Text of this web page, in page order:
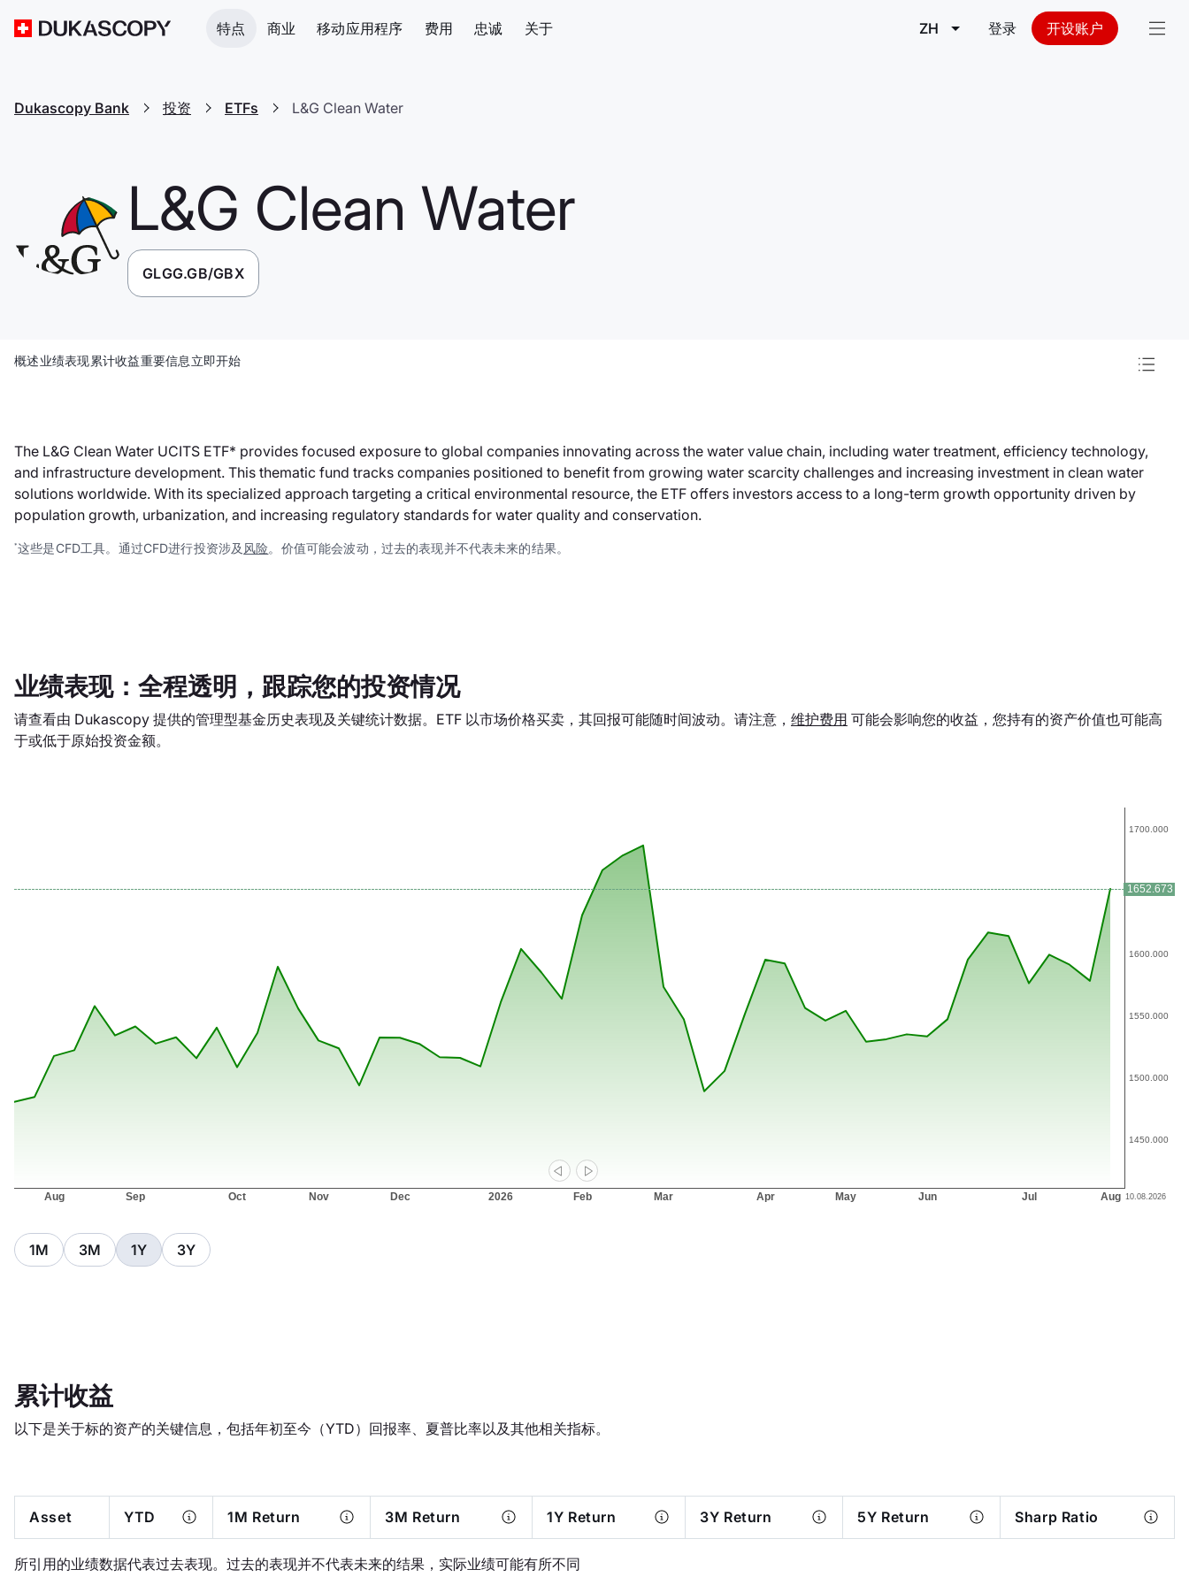
特点 商业 移动应用程序 费用 忠诚 关于 ZH 登录 开设账户
Dukascopy Bank 投资 ETFs L&G Clean Water
L&G Clean Water
GLGG.GB/GBX
概述业绩表现累计收益重要信息 立即开始
The L&G Clean Water UCITS ETF* provides focused exposure to global companies innovating across the water value chain, including water treatment, efficiency technology,
and infrastructure development. This thematic fund tracks companies positioned to benefit from growing water scarcity challenges and increasing investment in clean water
solutions worldwide. With its specialized approach targeting a critical environmental resource, the ETF offers investors access to a long-term growth opportunity driven by
population growth, urbanization, and increasing regulatory standards for water quality and conservation.
*这些是CFD工具。通过CFD进行投资涉及 风险。价值可能会波动，过去的表现并不代表未来的结果。
业绩表现：全程透明，跟踪您的投资情况
请查看由 Dukascopy 提供的管理型基金历史表现及关键统计数据。ETF 以市场价格买卖，其回报可能随时间波动。请注意， 维护费用 可能会影响您的收益，您持有的资产价值也可能高
于或低于原始投资金额。
1M 3M 1Y 3Y
累计收益
以下是关于标的资产的关键信息，包括年初至今（YTD）回报率、夏普比率以及其他相关指标。
Asset YTD 1M Return 3M Return 1Y Return 3Y Return 5Y Return Sharp Ratio
所引用的业绩数据代表过去表现。过去的表现并不代表未来的结果，实际业绩可能有所不同